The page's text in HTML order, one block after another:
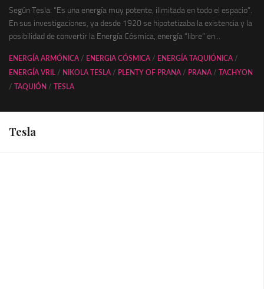
Según Tesla: “Es una energía muy potente, ilimitada en todo el espacio”.
En sus investigaciones, ya desde 1920 se hipotetizaba la existencia y la
posibilidad de convertir la Energía Cósmica, energía “libre” en...
ENERGÍA ARMÓNICA / ENERGIA CÓSMICA / ENERGÍA TAQUIÓNICA /
ENERGÍA VRIL / NIKOLA TESLA / PLENTY OF PRANA / PRANA /
TACHYON
/
TAQUIÓN / TESLA
Tesla